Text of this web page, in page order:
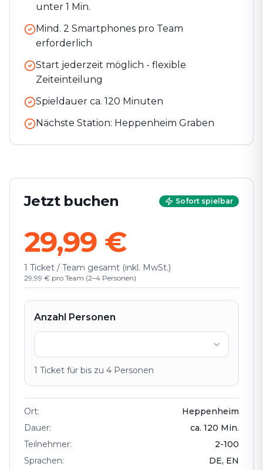
unter 1 Min.
Mind. 2 Smartphones pro Team
erforderlich
Start jederzeit möglich - flexible
Zeiteinteilung
Spieldauer ca. 120 Minuten
Nächste Station: Heppenheim Graben
Jetzt buchen Sofort spielbar
29,99 €
1 Ticket / Team gesamt (inkl. MwSt.)
29,99 € pro Team (2–4 Personen)
Anzahl Personen
1 Ticket für bis zu 4 Personen
Ort:
Heppenheim
Dauer: ca. 120 Min.
Teilnehmer: 2-100
Sprachen: DE, EN